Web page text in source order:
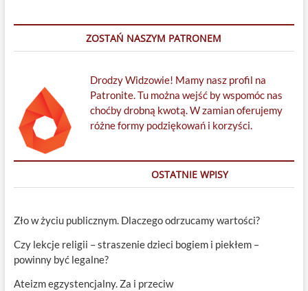
ZOSTAŃ NASZYM PATRONEM
Drodzy Widzowie! Mamy nasz profil na
Patronite. Tu można wejść by wspomóc nas
choćby drobną kwotą. W zamian oferujemy
różne formy podziękowań i korzyści.
OSTATNIE WPISY
Zło w życiu publicznym. Dlaczego odrzucamy wartości?
Czy lekcje religii – straszenie dzieci bogiem i piekłem –
powinny być legalne?
Ateizm egzystencjalny. Za i przeciw